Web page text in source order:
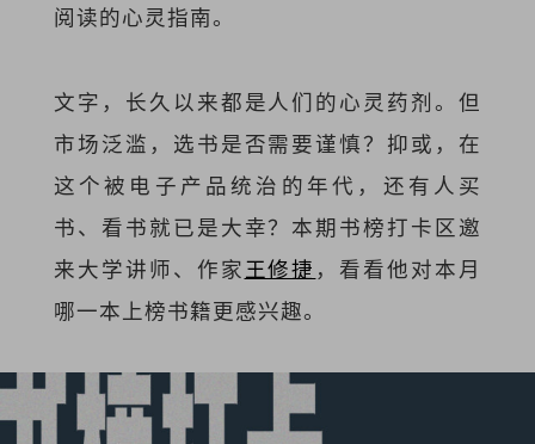
阅读的心灵指南。
文字，长久以来都是人们的心灵药剂。但
市场泛滥，选书是否需要谨慎？抑或，在
这个被电子产品统治的年代，还有人买
书、看书就已是大幸？本期书榜打卡区邀
来大学讲师、作家王修捷 ，看看他对本月
哪一本上榜书籍更感兴趣。